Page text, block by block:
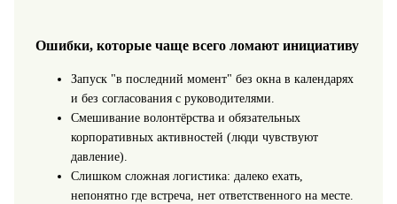
Ошибки, которые чаще всего ломают инициативу
Запуск "в последний момент" без окна в календарях
и без согласования с руководителями.
Смешивание волонтёрства и обязательных
корпоративных активностей (люди чувствуют
давление).
Слишком сложная логистика: далеко ехать,
непонятно где встреча, нет ответственного на месте.